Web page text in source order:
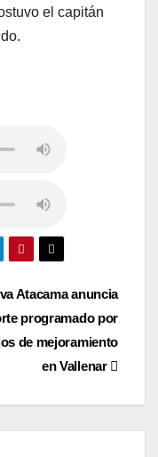
el capitán
Atacama anuncia
programado por
de mejoramiento
en Vallenar